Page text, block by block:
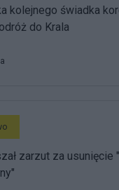
kolejnego świadka
do Krala
zarzut za usunięcie